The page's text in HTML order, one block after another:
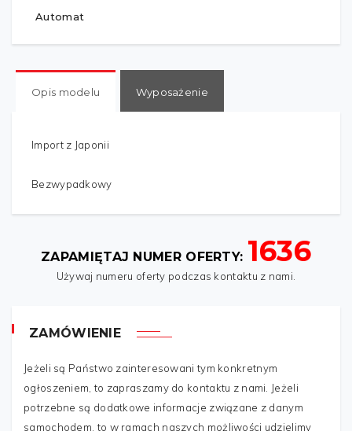
Automat
Opis modelu Wyposażenie
Import z Japonii
Bezwypadkowy
TELEFON
ZAPAMIĘTAJ NUMER OFERTY: 1636
Używaj numeru oferty podczas kontaktu z nami.
ZAMÓWIENIE
Jeżeli są Państwo zainteresowani tym konkretnym
ogłoszeniem, to zapraszamy do kontaktu z nami. Jeżeli
potrzebne są dodatkowe informacje związane z danym
samochodem, to w ramach naszych możliwości udzielimy